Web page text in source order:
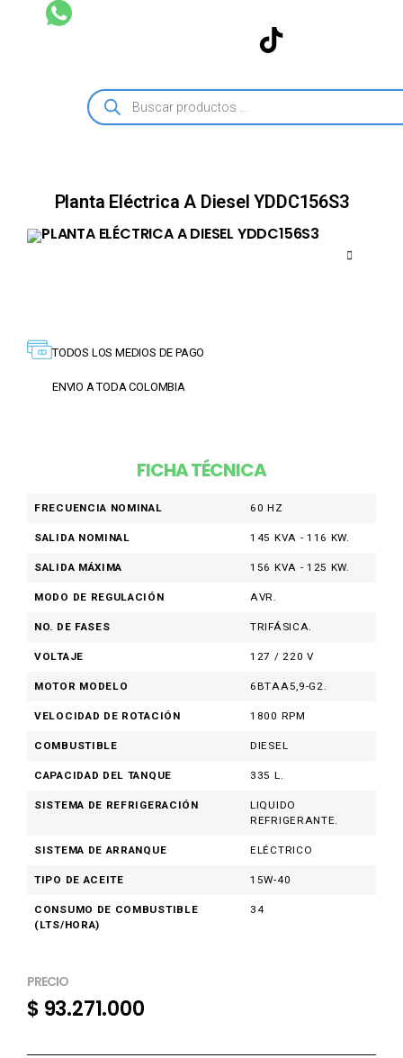
Planta Eléctrica A Diesel YDDC156S3
TODOS LOS MEDIOS DE PAGO
ENVIO A TODA COLOMBIA
FICHA TÉCNICA
FRECUENCIA NOMINAL 60 HZ
SALIDA NOMINAL 145 KVA - 116 KW.
SALIDA MÁXIMA 156 KVA - 125 KW.
MODO DE REGULACIÓN AVR.
NO. DE FASES TRIFÁSICA.
VOLTAJE 127 / 220 V
MOTOR MODELO 6BTAA5,9-G2.
VELOCIDAD DE ROTACIÓN 1800 RPM
COMBUSTIBLE DIESEL
CAPACIDAD DEL TANQUE 335 L.
SISTEMA DE REFRIGERACIÓN
LIQUIDO
REFRIGERANTE.
SISTEMA DE ARRANQUE ELÉCTRICO
TIPO DE ACEITE 15W-40
CONSUMO DE COMBUSTIBLE
(LTS/HORA)
34
PRECIO
$ 93.271.000